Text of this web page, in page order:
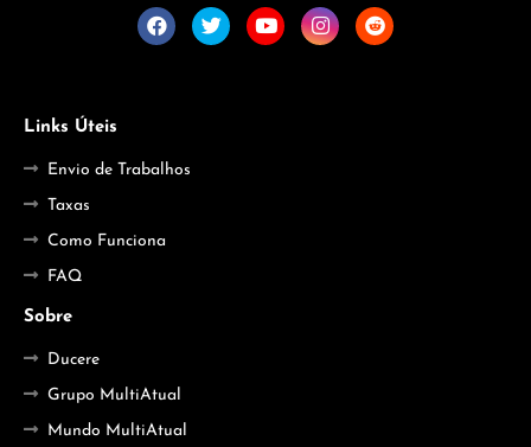
Links Úteis
Envio de Trabalhos
Taxas
Como Funciona
FAQ
Sobre
Ducere
Grupo MultiAtual
Mundo MultiAtual